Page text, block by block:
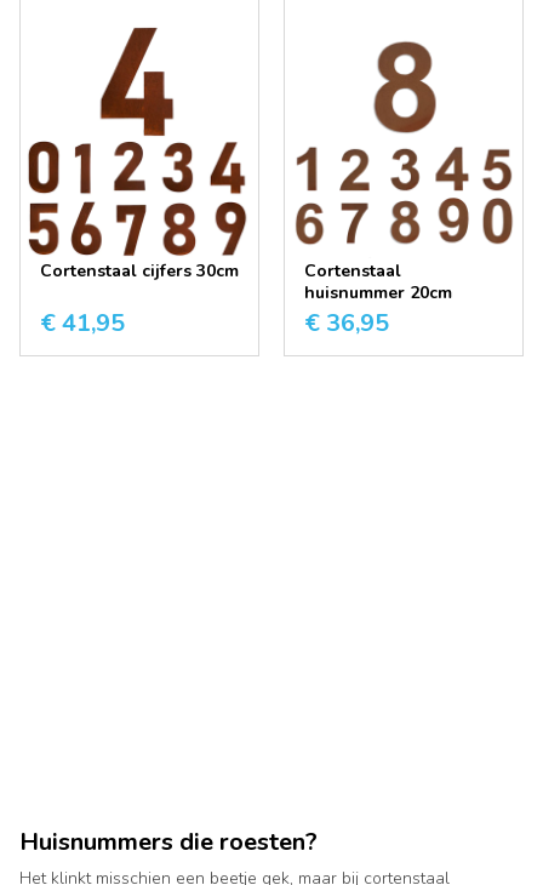
Cortenstaal cijfers 30cm
€ 41,95
Cortenstaal
huisnummer 20cm
€ 36,95
Huisnummers die roesten?
Het klinkt misschien een beetje gek, maar bij cortenstaal